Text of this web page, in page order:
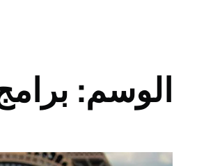
الوسم: